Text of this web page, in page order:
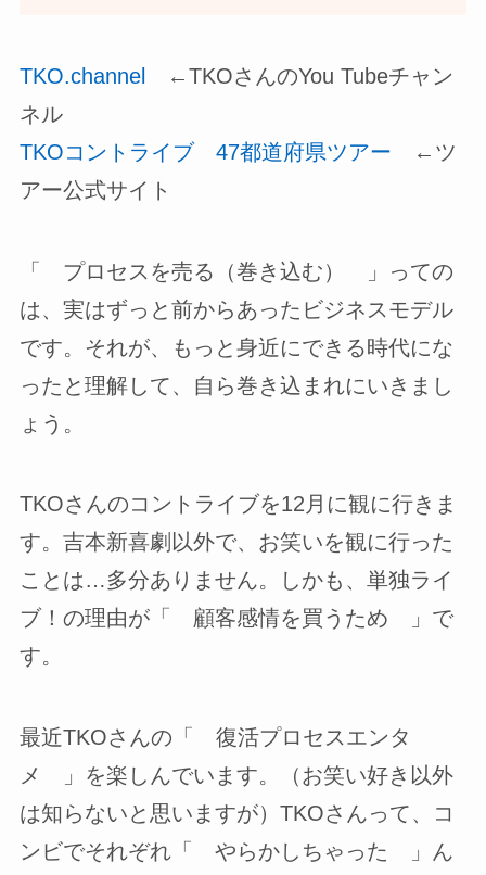
TKO.channel
←TKOさんのYou Tubeチャン
ネル
TKOコントライブ 47都道府県ツアー ←ツ
アー公式サイト
「 プロセスを売る（巻き込む） 」っての
は、実はずっと前からあったビジネスモデル
です。それが、もっと身近にできる時代にな
ったと理解して、自ら巻き込まれにいきまし
ょう。
TKOさんのコントライブを12月に観に行きま
す。吉本新喜劇以外で、お笑いを観に行った
ことは…多分ありません。しかも、単独ライ
ブ！の理由が「 顧客感情を買うため 」で
す。
最近TKOさんの「 復活プロセスエンタ
メ 」を楽しんでいます。（お笑い好き以外
は知らないと思いますが）TKOさんって、コ
ンビでそれぞれ「 やらかしちゃった 」ん